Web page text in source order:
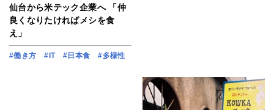
仙台から米テック企業へ 「仲
良くなりたければメシを食
え」
#働き方 #IT #日本食 #多様性